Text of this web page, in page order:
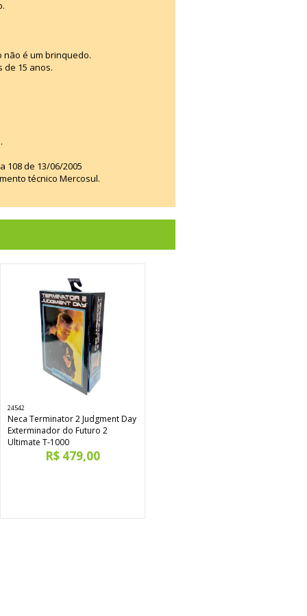
não é um brinquedo.
15 anos.
108 de 13/06/2005
técnico Mercosul.
24542
Neca Terminator 2 Judgment Day
Exterminador do Futuro 2
Ultimate T-1000
R$ 479,00